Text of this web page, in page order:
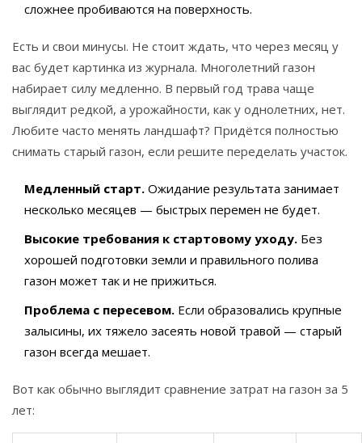
сложнее пробиваются на поверхность.
Есть и свои минусы. Не стоит ждать, что через месяц у
вас будет картинка из журнала. Многолетний газон
набирает силу медленно. В первый год трава чаще
выглядит редкой, а урожайности, как у однолетних, нет.
Любите часто менять ландшафт? Придётся полностью
снимать старый газон, если решите переделать участок.
Медленный старт. Ожидание результата занимает
несколько месяцев — быстрых перемен не будет.
Высокие требования к стартовому уходу. Без
хорошей подготовки земли и правильного полива
газон может так и не прижиться.
Проблема с пересевом. Если образовались крупные
залысины, их тяжело засеять новой травой — старый
газон всегда мешает.
Вот как обычно выглядит сравнение затрат на газон за 5
лет: